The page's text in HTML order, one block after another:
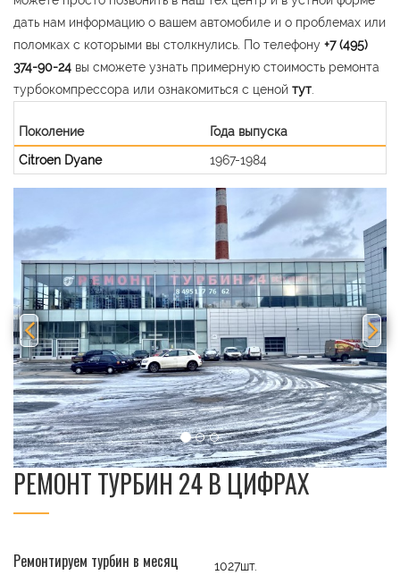
дать нам информацию о вашем автомобиле и о проблемах или
поломках с которыми вы столкнулись. По телефону +7 (495)
374-90-24 вы сможете узнать примерную стоимость ремонта
турбокомпрессора или ознакомиться с ценой тут
Поколение
Года выпуска
Citroen Dyane
1967-1984
РЕМОНТ ТУРБИН 24 В ЦИФРАХ
Ремонтируем турбин в месяц 1027шт.